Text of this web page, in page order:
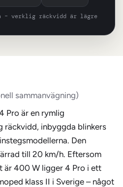
verklig räckvidd är lägre
sammanvägning)
Pro är en rymlig
räckvidd, inbyggda blinkers
Den
till 20 km/h. Eftersom
är 400 W ligger 4 Pro i ett
klass II i Sverige – något